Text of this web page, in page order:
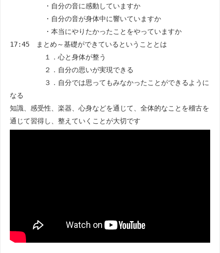
・自分の音に感動していますか
・自分の音が身体中に響いていますか
・本当にやりたかったことをやっていますか
17:45 まとめ～基礎ができているということとは
１．心と身体が整う
２．自分の思いが実現できる
３．自分では思ってもみなかったことができるように
なる
知識、感受性、楽器、心身などを通じて、全体的なことを稽古を
通じて習得し、整えていくことが大切です